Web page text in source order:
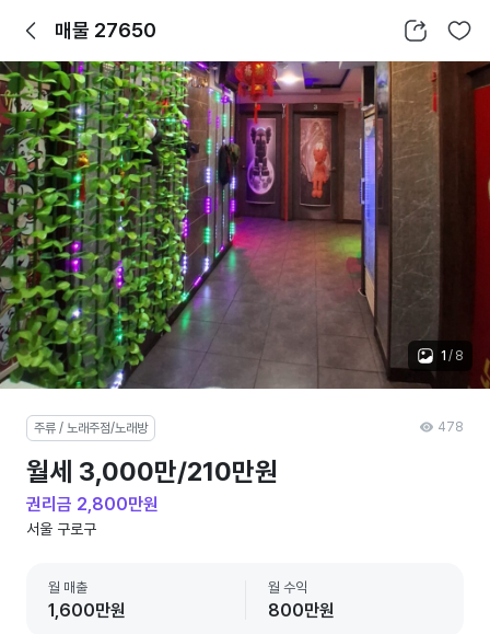
뒤로가기매물 27650 공유하기 찜하기
1 / 8
주류 / 노래주점/노래방
월세 3,000만/210만원
권리금 2,800만원
서울 구로구
월 매출
1,600만원
월 수익
800만원
478